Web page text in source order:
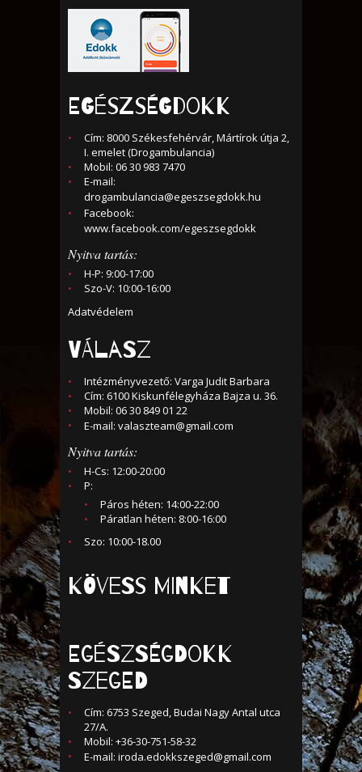
EGÉSZSÉGDOKK
Cím: 8000 Székesfehérvár, Mártírok útja 2,
I. emelet (Drogambulancia)
Mobil: 06 30 983 7470
E-mail:
drogambulancia@egeszsegdokk.hu
Facebook:
www.facebook.com/egeszsegdokk
Nyitva tartás:
H-P: 9:00-17:00
Szo-V: 10:00-16:00
Adatvédelem
VÁLASZ
Intézményvezető: Varga Judit Barbara
Cím: 6100 Kiskunfélegyháza Bajza u. 36.
Mobil: 06 30 849 01 22
E-mail: valaszteam@gmail.com
Nyitva tartás:
H-Cs: 12:00-20:00
P:
Páros héten: 14:00-22:00
Páratlan héten: 8:00-16:00
Szo: 10:00-18.00
KÖVESS MINKET
Egészségdokk
Szeged
Cím: 6753 Szeged, Budai Nagy Antal utca
27/A.
Mobil: +36-30-751-58-32
E-mail: iroda.edokkszeged@gmail.com